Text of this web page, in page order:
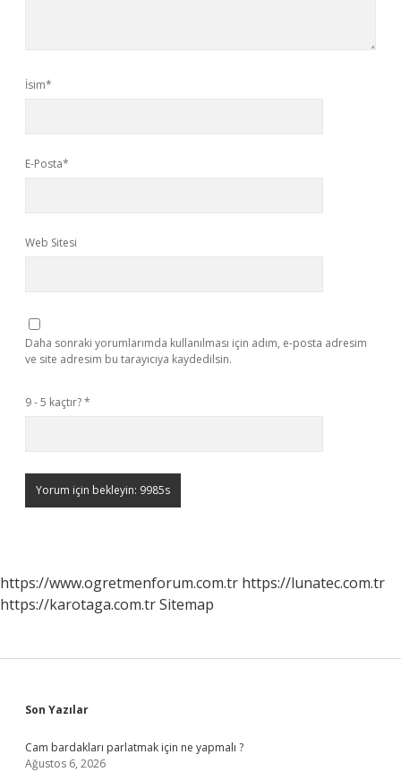
İsim*
E-Posta*
Web Sitesi
Daha sonraki yorumlarımda kullanılması için adım, e-posta adresim
ve site adresim bu tarayıcıya kaydedilsin.
9 - 5 kaçtır?*
https://www.ogretmenforum.com.tr https://lunatec.com.tr
https://karotaga.com.trSitemap
Sidebar
Son Yazılar
Cam bardakları parlatmak için ne yapmalı ?
Ağustos 6, 2026